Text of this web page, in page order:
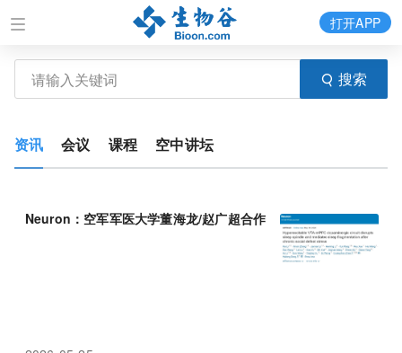
搜索
打开APP
资讯 会议 课程 空中讲坛
Neuron：空军军医大学董海龙/赵广超合作揭示慢性应激导致睡眠